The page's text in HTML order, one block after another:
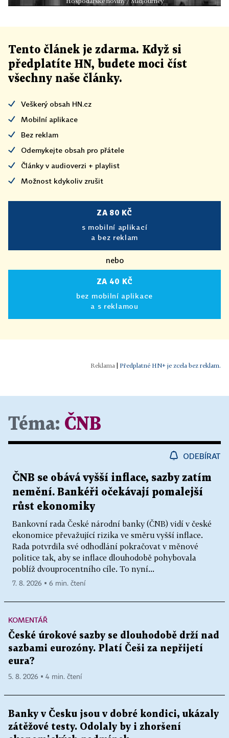
Tento článek je zdarma. Když si
předplatíte HN, budete moci číst
všechny naše články.
Veškerý obsah HN.cz
Mobilní aplikace
Bez reklam
Odemykejte obsah pro přátele
Články v audioverzi + playlist
Možnost kdykoliv zrušit
ZA 80 KČ
s mobilní aplikací
a bez reklam
nebo
ZA 40 KČ
bez mobilní aplikace
a s reklamou
Předplatné HN+ je zcela bez reklam.
Téma: ČNB
ODEBÍRAT
ČNB se obává vyšší inflace, sazby zatím
nemění. Bankéři očekávají pomalejší
růst ekonomiky
Bankovní rada České národní banky (ČNB) vidí v české
ekonomice převažující rizika ve směru vyšší inflace.
Rada potvrdila své odhodlání pokračovat v měnové
politice tak, aby se inflace dlouhodobě pohybovala
poblíž dvouprocentního cíle. To nyní...
7. 8. 2026 ▪ 6 min. čtení
KOMENTÁŘ
České úrokové sazby se dlouhodobě drží nad
sazbami eurozóny. Platí Češi za nepřijetí
eura?
5. 8. 2026 ▪ 4 min. čtení
Banky v Česku jsou v dobré kondici, ukázaly
zátěžové testy. Odolaly by i zhoršení